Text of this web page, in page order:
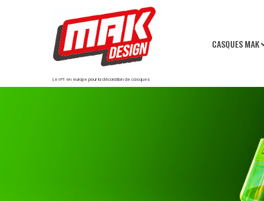
Le n°1 en europe pour la décoration de casques
CASQUES MAK